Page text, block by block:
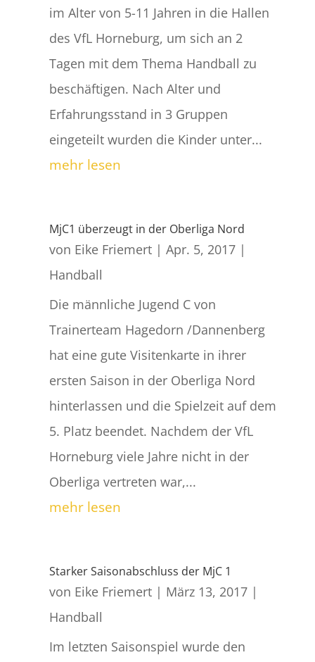
im Alter von 5-11 Jahren in die Hallen
des VfL Horneburg, um sich an 2
Tagen mit dem Thema Handball zu
beschäftigen. Nach Alter und
Erfahrungsstand in 3 Gruppen
eingeteilt wurden die Kinder unter...
mehr lesen
MjC1 überzeugt in der Oberliga Nord
von Eike Friemert| Apr. 5, 2017|
Handball
Die männliche Jugend C von
Trainerteam Hagedorn /Dannenberg
hat eine gute Visitenkarte in ihrer
ersten Saison in der Oberliga Nord
hinterlassen und die Spielzeit auf dem
5. Platz beendet. Nachdem der VfL
Horneburg viele Jahre nicht in der
Oberliga vertreten war,...
mehr lesen
Starker Saisonabschluss der MjC 1
von Eike Friemert| März 13, 2017|
Handball
Im letzten Saisonspiel wurde den